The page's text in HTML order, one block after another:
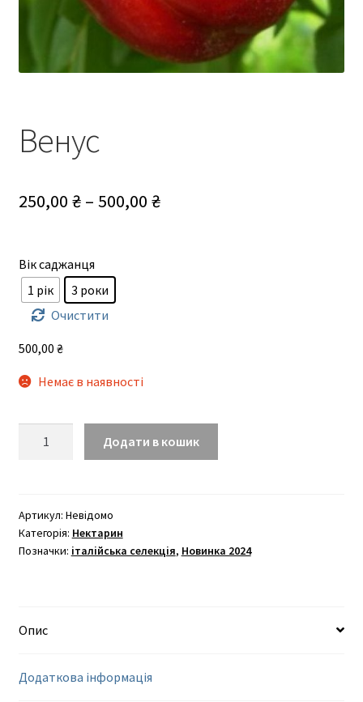
Венус
250,00 ₴ – 500,00 ₴Діапазон
Вік саджанця
1 рік
3 роки
Очистити
500,00 ₴
Немає в наявності
Додати в кошик
Артикул: Невідомо
Категорія: Нектарин
Позначки: італійська селекція, Новинка 2024
Опис
Додаткова інформація